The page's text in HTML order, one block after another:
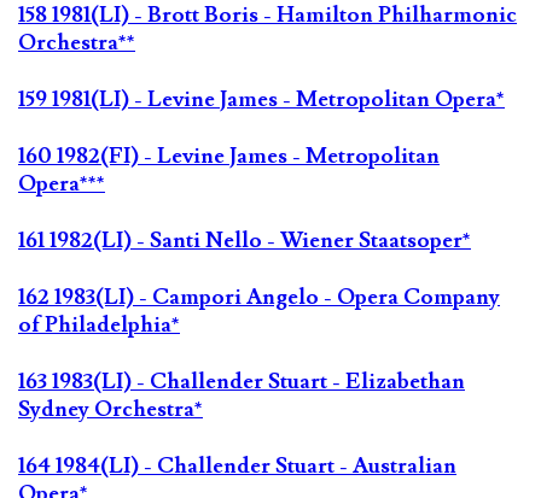
158 1981(LI) - Brott Boris - Hamilton Philharmonic
Orchestra**
159 1981(LI) - Levine James - Metropolitan Opera*
160 1982(FI) - Levine James - Metropolitan
Opera***
161 1982(LI) - Santi Nello - Wiener Staatsoper*
162 1983(LI) - Campori Angelo - Opera Company
of Philadelphia*
163 1983(LI) - Challender Stuart - Elizabethan
Sydney Orchestra*
164 1984(LI) - Challender Stuart - Australian